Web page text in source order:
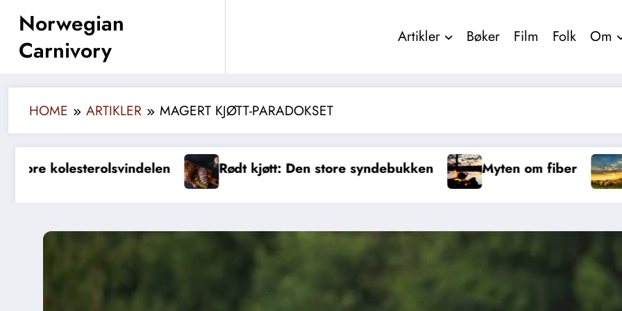
Skip
content
Norwegian
Carnivory
Artikler Bøker Film Folk Om
HOME ARTIKLER MAGERT KJØTT-PARADOKSET
Rødt kjøtt: Den store syndebukken Myten om fiber Trenger vi vitamin C?